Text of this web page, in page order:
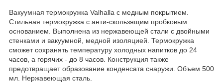
Вакуумная термокружка Valhalla с медным покрытием.
Стильная термокружка с анти-скользящим пробковым
основанием. Выполнена из нержавеющей стали с двойными
стенками и вакуумной, медной изоляцией. Термокружка
сможет сохранять температуру холодных напитков до 24
часов, а горячих - до 8 часов. Конструкция также
предотвращает образование конденсата снаружи. Объем 500
мл. Нержавеющая сталь.